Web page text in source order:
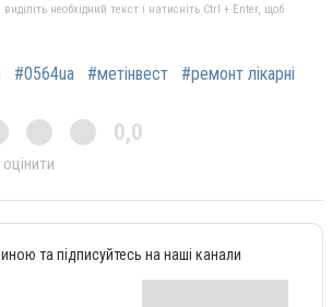
необхідний текст і натисніть Ctrl + Enter, щоб
#0564ua #метінвест #ремонт лікарні
0,0
та підписуйтесь на наші канали